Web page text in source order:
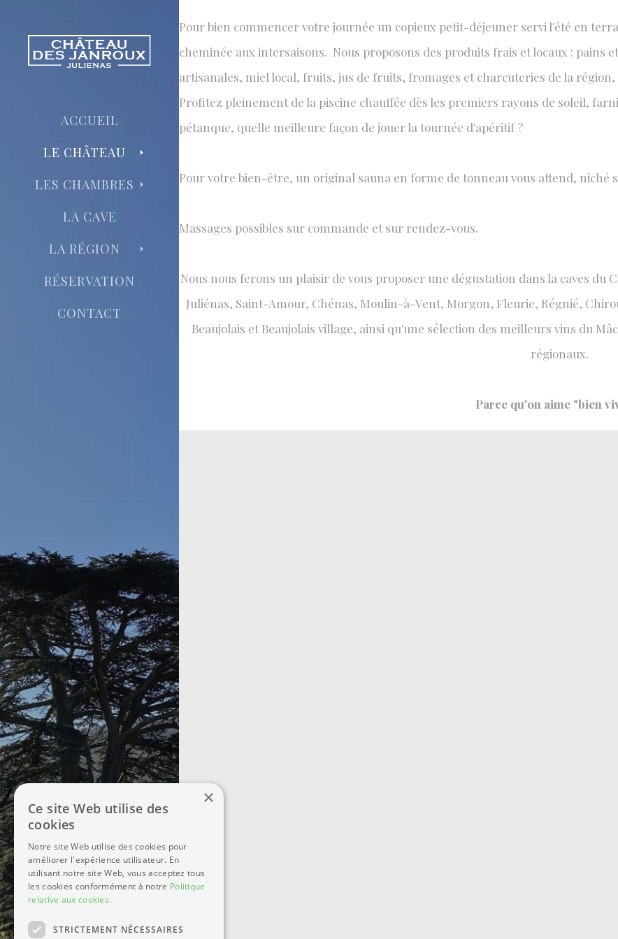
ACCUEIL
LE CHÂTEAU
LES CHAMBRES
LA CAVE
LA RÉGION
RÉSERVATION
CONTACT
ACTIVITÉS AU CHÂTEAU
il y en a pour tous les goûts
Pour bien commencer votre journée un copieux petit-déjeuner servi l'été en
cheminée aux intersaisons. Nous proposons des produits frais et locaux : pains
artisanales, miel local, fruits, jus de fruits, fromages et charcuteries de la région,
Profitez pleinement de la piscine chauffée dès les premiers rayons de soleil,
pétanque, quelle meilleure façon de jouer la tournée d'apéritif ?
​Pour votre bien-être, un original sauna en forme de tonneau vous attend, niché
Massages possibles sur commande et sur rendez-vous.
​Nous nous ferons un plaisir de vous proposer une dégustation dans la caves du
Juliénas, Saint-Amour, Chénas, Moulin-à-Vent, Morgon, Fleurie, Régnié,
Beaujolais et Beaujolais village, ainsi qu'une sélection des meilleurs vins du
régionaux.
Parce qu'on aime "bien
×
Ce site Web utilise des
cookies
Notre site Web utilise des cookies pour
améliorer l'expérience utilisateur. En
utilisant notre site Web, vous acceptez tous
les cookies conformément à notre Politique
relative aux cookies.
STRICTEMENT NÉCESSAIRES